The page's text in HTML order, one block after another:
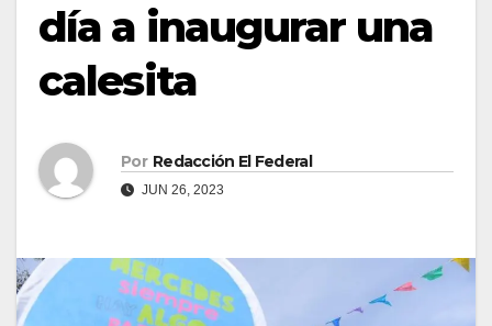
día a inaugurar una
calesita
Por Redacción El Federal
JUN 26, 2023